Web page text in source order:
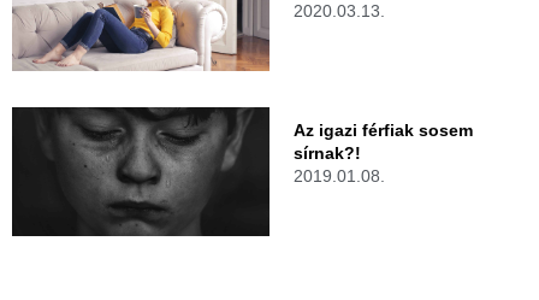
2020.03.13.
Az igazi férfiak sosem
sírnak?!
2019.01.08.